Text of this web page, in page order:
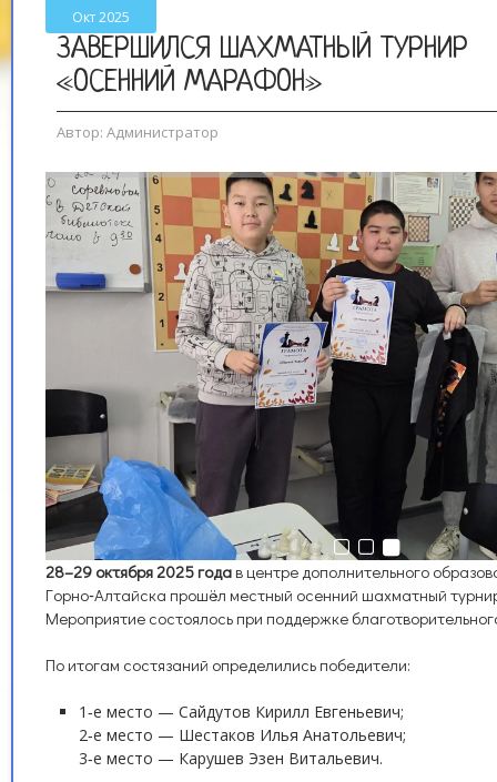
Окт 2025
ЗАВЕРШИЛСЯ ШАХМАТНЫЙ ТУРНИР
«ОСЕННИЙ МАРАФОН»
Автор: Администратор
28–29 октября 2025 года в центре дополнительного
Горно‑Алтайска прошёл местный осенний шахматный
Мероприятие состоялось при поддержке
По итогам состязаний определились победители:
1‑е место — Сайдутов Кирилл Евгеньевич;
2‑е место — Шестаков Илья Анатольевич;
3‑е место — Карушев Эзен Витальевич.